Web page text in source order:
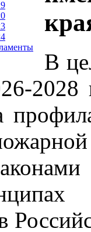
В
2028